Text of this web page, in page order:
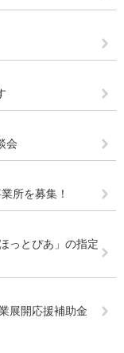
会
所を募集！
っとぴあ」の指定
展開応援補助金